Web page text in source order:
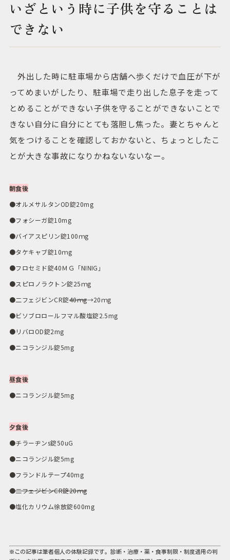
いざという時に子供を守ることは
できない
外出した時に駐車場から店舗へ歩くだけで血圧が下が
ってめまいがしたり、駐車場で走り出した息子を走って
とめることができない子供を守ることができないことで
きない自分に自分にとても落胆し焦った。妻とちゃんと
気をつけることを確認しておかないと、ちょっとしたこ
とが大きな事故になりかねないないなー。
朝食後
●オルメサルタンOD錠20mg
●フォシーガ錠10mg
●バイアスピリン錠100ｍg
●タケキャブ錠10ｍg
●フロセミド錠40ＭＧ「NINIG」
●スピロノラクトン錠25ｍg
●二フェジビンCR錠40ｍg→20ｍg
●ビソブロロールフマル酸塩錠2.5mg
●リバロOD錠2mg
●ニコランジル錠5mg
昼食後
●ニコランジル錠5mg
夕食後
●チラーヂンs錠50uG
●ニコランジル錠5mg
●フランドルテープ40mg
●二フェジビンCR錠20ｍg
●塩化カリウム徐放錠600mg
※この記事は筆者個人の体験記録です。診断・治療・薬・食事制限・制度適用の判